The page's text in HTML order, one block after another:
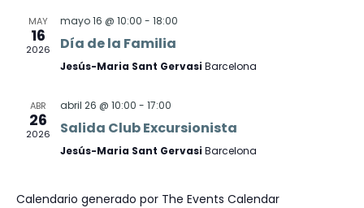
MAY
16
2026
mayo 16 @ 10:00 - 18:00
Día de la Familia
Jesús-Maria Sant Gervasi Barcelona
ABR
26
2026
abril 26 @ 10:00 - 17:00
Salida Club Excursionista
Jesús-Maria Sant Gervasi Barcelona
Calendario generado por The Events Calendar